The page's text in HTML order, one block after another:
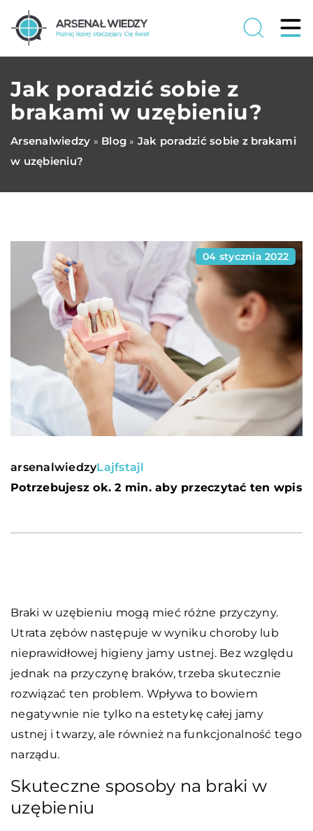
Jak poradzić sobie z
brakami w uzębieniu?
Arsenalwiedzy » Blog » Jak poradzić sobie z brakami
w uzębieniu?
04 stycznia 2022
arsenalwiedzyLajfstajl
Potrzebujesz ok. 2 min. aby przeczytać ten wpis
Braki w uzębieniu mogą mieć różne przyczyny.
Utrata zębów następuje w wyniku choroby lub
nieprawidłowej higieny jamy ustnej. Bez względu
jednak na przyczynę braków, trzeba skutecznie
rozwiązać ten problem. Wpływa to bowiem
negatywnie nie tylko na estetykę całej jamy
ustnej i twarzy, ale również na funkcjonalność tego
narządu.
Skuteczne sposoby na braki w
uzębieniu